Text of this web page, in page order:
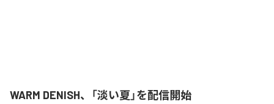
WARM DENISH、「淡い夏」を配信開始